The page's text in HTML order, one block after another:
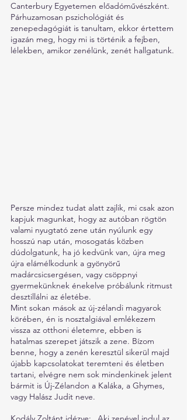
Canterbury Egyetemen előadóművészként.
Párhuzamosan pszichológiát és
zenepedagógiát is tanultam, ekkor értettem
igazán meg, hogy mi is történik a fejben,
lélekben, amikor zenélünk, zenét hallgatunk.
Persze mindez tudat alatt zajlik, mi csak azon
kapjuk magunkat, hogy az autóban rögtön
valami nyugtató zene után nyúlunk egy
hosszú nap után, mosogatás közben
dúdolgatunk, ha jó kedvünk van, újra meg
újra elámélkodunk a gyönyörű
madárcsicsergésen, vagy csöppnyi
gyermekünknek énekelve próbálunk ritmust
desztillálni az életébe.
Mint sokan mások az új-zélandi magyarok
körében, én is nosztalgiával emlékezem
vissza az otthoni életemre, ebben is
hatalmas szerepet játszik a zene. Bízom
benne, hogy a zenén keresztül sikerül majd
újabb kapcsolatokat teremteni és életben
tartani, elvégre nem sok mindenkinek jelent
bármit is Új-Zélandon a Kaláka, a Ghymes,
vagy Halász Judit neve.